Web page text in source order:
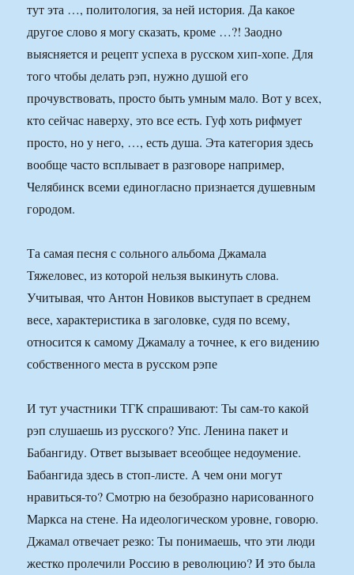
тут эта …, политология, за ней история. Да какое
другое слово я могу сказать, кроме …?! Заодно
выясняется и рецепт успеха в русском хип-хопе. Для
того чтобы делать рэп, нужно душой его
прочувствовать, просто быть умным мало. Вот у всех,
кто сейчас наверху, это все есть. Гуф хоть рифмует
просто, но у него, …, есть душа. Эта категория здесь
вообще часто всплывает в разговоре например,
Челябинск всеми единогласно признается душевным
городом.
Та самая песня с сольного альбома Джамала
Тяжеловес, из которой нельзя выкинуть слова.
Учитывая, что Антон Новиков выступает в среднем
весе, характеристика в заголовке, судя по всему,
относится к самому Джамалу а точнее, к его видению
собственного места в русском рэпе
И тут участники ТГК спрашивают: Ты сам-то какой
рэп слушаешь из русского? Упс. Ленина пакет и
Бабангиду. Ответ вызывает всеобщее недоумение.
Бабангида здесь в стоп-листе. А чем они могут
нравиться-то? Смотрю на безобразно нарисованного
Маркса на стене. На идеологическом уровне, говорю.
Джамал отвечает резко: Ты понимаешь, что эти люди
жестко пролечили Россию в революцию? И это была